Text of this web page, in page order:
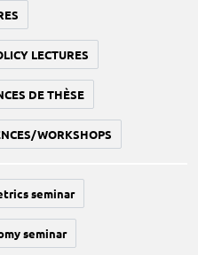
LECTURES
DE THÈSE
WORKSHOPS
seminar
seminar